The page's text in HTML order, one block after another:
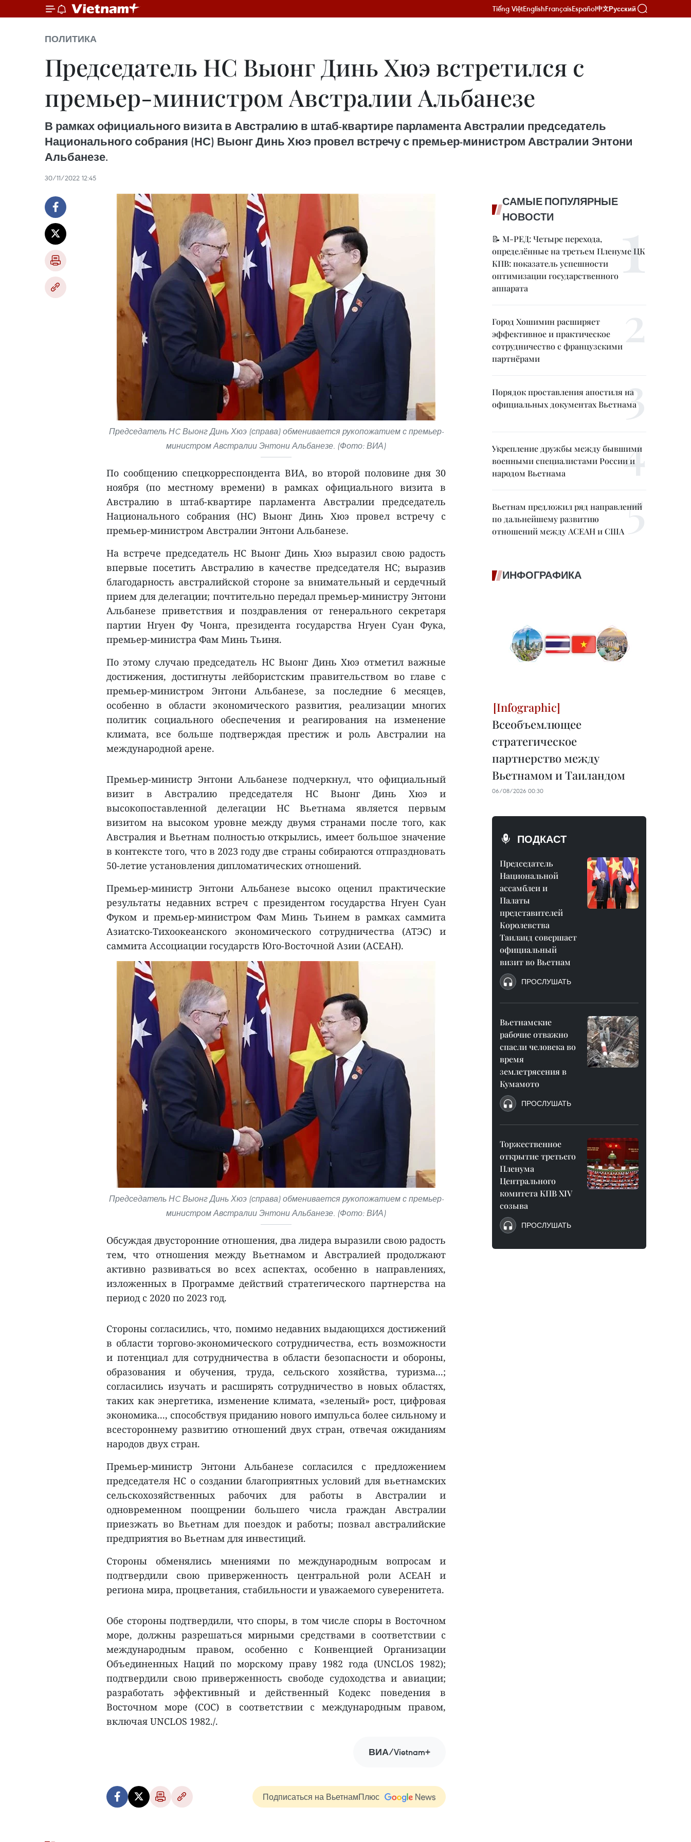
Tiếng ViệtEnglishFrançaisEspañol中文Русский
ПОЛИТИКА
Председатель НC Выонг Динь Хюэ встретился с
премьер-министром Австралии Альбанезе
В рамках официального визита в Австралию в штаб-квартире парламента Австралии председатель
Национального собрания (НС) Выонг Динь Хюэ провел встречу с премьер-министром Австралии Энтони
Альбанезе.
30/11/2022 12:45
Председатель НC Выонг Динь Хюэ (справа) обменивается рукопожатием с премьер-
министром Австралии Энтони Альбанезе. (Фото: ВИА)
По сообщению спецкорреспондента ВИА, во второй половине дня 30
ноября (по местному времени) в рамках официального визита в
Австралию в штаб-квартире парламента Австралии председатель
Национального собрания (НС) Выонг Динь Хюэ провел встречу с
премьер-министром Австралии Энтони Альбанезе.
На встрече председатель НC Выонг Динь Хюэ выразил свою радость
впервые посетить Австралию в качестве председателя НС; выразив
благодарность австралийской стороне за внимательный и сердечный
прием для делегации; почтительно передал премьер-министру Энтони
Альбанезе приветствия и поздравления от генерального секретаря
партии Нгуен Фу Чонга, президента государства Нгуен Суан Фука,
премьер-министра Фам Минь Тьиня.
По этому случаю председатель НС Выонг Динь Хюэ отметил важные
достижения, достигнуты лейбористским правительством во главе с
премьер-министром Энтони Альбанезе, за последние 6 месяцев,
особенно в области экономического развития, реализации многих
политик социального обеспечения и реагирования на изменение
климата, все больше подтверждая престиж и роль Австралии на
международной арене.
Премьер-министр Энтони Альбанезе подчеркнул, что официальный
визит в Австралию председателя НС Выонг Динь Хюэ и
высокопоставленной делегации НС Вьетнама является первым
визитом на высоком уровне между двумя странами после того, как
Австралия и Вьетнам полностью открылись, имеет большое значение
в контексте того, что в 2023 году две страны собираются отпраздновать
50-летие установления дипломатических отношений.
Премьер-министр Энтони Альбанезе высоко оценил практические
результаты недавних встреч с президентом государства Нгуен Суан
Фуком и премьер-министром Фам Минь Тьинем в рамках саммита
Азиатско-Тихоокеанского экономического сотрудничества (АТЭС) и
саммита Ассоциации государств Юго-Восточной Азии (АСЕАН).
Председатель НC Выонг Динь Хюэ (справа) обменивается рукопожатием с премьер-
министром Австралии Энтони Альбанезе. (Фото: ВИА)
Обсуждая двусторонние отношения, два лидера выразили свою радость
тем, что отношения между Вьетнамом и Австралией продолжают
активно развиваться во всех аспектах, особенно в направлениях,
изложенных в Программе действий стратегического партнерства на
период с 2020 по 2023 год.
Стороны согласились, что, помимо недавних выдающихся достижений
в области торгово-экономического сотрудничества, есть возможности
и потенциал для сотрудничества в области безопасности и обороны,
образования и обучения, труда, сельского хозяйства, туризма...;
согласились изучать и расширять сотрудничество в новых областях,
таких как энергетика, изменение климата, «зеленый» рост, цифровая
экономика..., способствуя приданию нового импульса более сильному и
всестороннему развитию отношений двух стран, отвечая ожиданиям
народов двух стран.
Премьер-министр Энтони Альбанезе согласился с предложением
председателя НС о создании благоприятных условий для вьетнамских
сельскохозяйственных рабочих для работы в Австралии и
одновременном поощрении большего числа граждан Австралии
приезжать во Вьетнам для поездок и работы; позвал австралийские
предприятия во Вьетнам для инвестиций.
Стороны обменялись мнениями по международным вопросам и
подтвердили свою приверженность центральной роли АСЕАН и
региона мира, процветания, стабильности и уважаемого суверенитета.
Обе стороны подтвердили, что споры, в том числе споры в Восточном
море, должны разрешаться мирными средствами в соответствии с
международным правом, особенно с Конвенцией Организации
Объединенных Наций по морскому праву 1982 года (UNCLOS 1982);
подтвердили свою приверженность свободе судоходства и авиации;
разработать эффективный и действенный Кодекс поведения в
Восточном море (COC) в соответствии с международным правом,
включая UNCLOS 1982./.
ВИА/Vietnam+
Подписаться на ВьетнамПлюс
САМЫЕ ПОПУЛЯРНЫЕ
НОВОСТИ
📝 М-РЕД: Четыре перехода,
определённые на третьем Пленуме ЦК
КПВ: показатель успешности
оптимизации государственного
аппарата
Город Хошимин расширяет
эффективное и практическое
сотрудничество с французскими
партнёрами
Порядок проставления апостиля на
официальных документах Вьетнама
Укрепление дружбы между бывшими
военными специалистами России и
народом Вьетнама
Вьетнам предложил ряд направлений
по дальнейшему развитию
отношений между АСЕАН и США
ИНФОГРАФИКА
Всеобъемлющее
стратегическое
партнерство между
Вьетнамом и Таиландом
06/08/2026 00:30
ПОДКАСТ
Председатель
Национальной
ассамблеи и
Палаты
представителей
Королевства
Таиланд совершает
официальный
визит во Вьетнам
ПРОСЛУШАТЬ
Вьетнамские
рабочие отважно
спасли человека во
время
землетрясения в
Кумамото
ПРОСЛУШАТЬ
Торжественное
открытие третьего
Пленума
Центрального
комитета КПВ XIV
созыва
ПРОСЛУШАТЬ